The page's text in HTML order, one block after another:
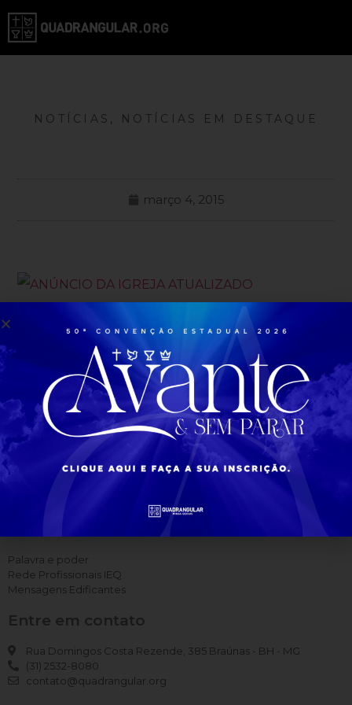
NOTÍCIAS , NOTÍCIAS EM DESTAQUE
março 4, 2015
Todas as Noticias
Palavra e poder
Rede Profissionais IEQ
Mensagens Edificantes
Entre em contato
Rua Domingos Costa Rezende, 385 Braúnas - BH - MG
(31) 2532-8080
contato@quadrangular.org